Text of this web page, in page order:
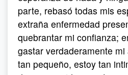
parte, rebasó todas mis
extraña enfermedad
quebrantar mi confianza;
gastar verdaderamente
tan pequeño, estoy tan